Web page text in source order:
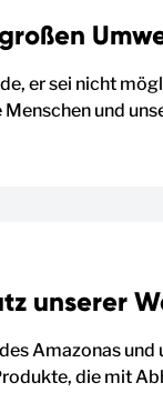
er sei nicht
und
unserer
Amazonas
die mit